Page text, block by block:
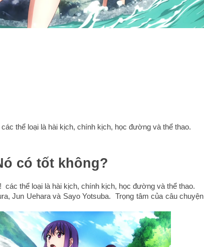
thể loại là hài kịch, chính kịch, học đường và thể thao.
có tốt không?
các thể loại là hài kịch, chính kịch, học đường và thể thao.
Jun Uehara và Sayo Yotsuba.  Trọng tâm của câu chuyện